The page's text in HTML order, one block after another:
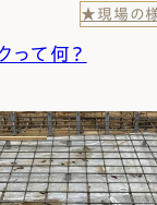
★現場の
って何？